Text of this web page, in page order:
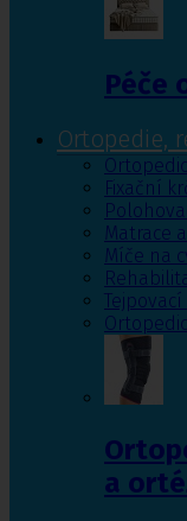
Péče
Ortopedie,
Fixační
Matrace
Míče na
a